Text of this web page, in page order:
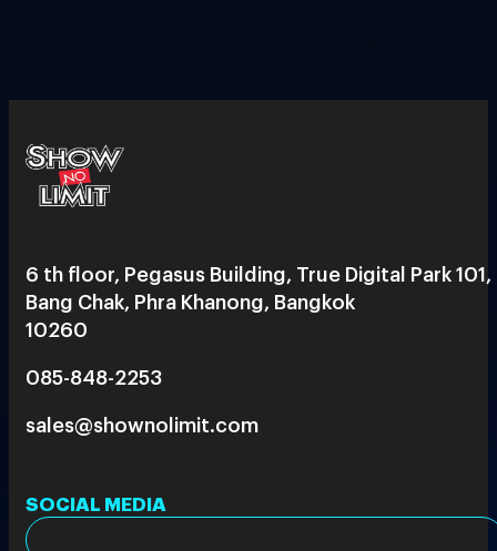
6 th floor, Pegasus Building, True Digital Park 101,
Bang Chak, Phra Khanong, Bangkok
10260
085-848-2253
sales@shownolimit.com
SOCIAL MEDIA